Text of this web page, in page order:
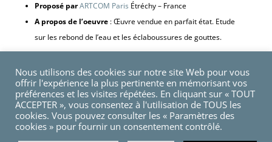
Proposé parARTCOM Paris Étréchy – France
A propos de l’oeuvre: Œuvre vendue en parfait état. Etude
sur les rebond de l’eau et les éclaboussures de gouttes.
Rupture de stock
Nous utilisons des cookies sur notre site Web pour vous
offrir l'expérience la plus pertinente en mémorisant vos
préférences et les visites répétées. En cliquant sur « TOUT
ACCEPTER », vous consentez à l'utilisation de TOUS les
cookies. Vous pouvez consulter les « Paramètres des
cookies » pour fournir un consentement contrôlé.